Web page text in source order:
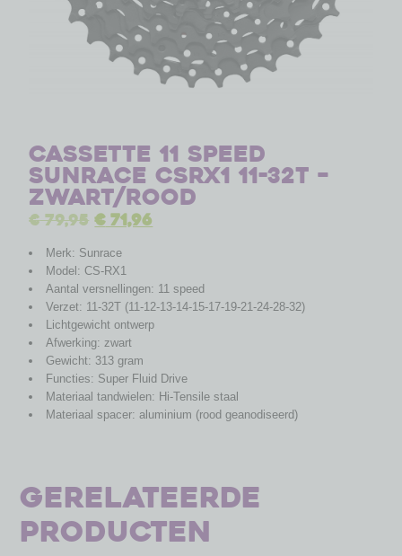
Cassette 11 speed
Sunrace CSRX1 11-32T –
zwart/rood
€79,95 €71,96
Merk: Sunrace
Model: CS-RX1
Aantal versnellingen: 11 speed
Verzet: 11-32T (11-12-13-14-15-17-19-21-24-28-32)
Lichtgewicht ontwerp
Afwerking: zwart
Gewicht: 313 gram
Functies: Super Fluid Drive
Materiaal tandwielen: Hi-Tensile staal
Materiaal spacer: aluminium (rood geanodiseerd)
Gerelateerde
producten